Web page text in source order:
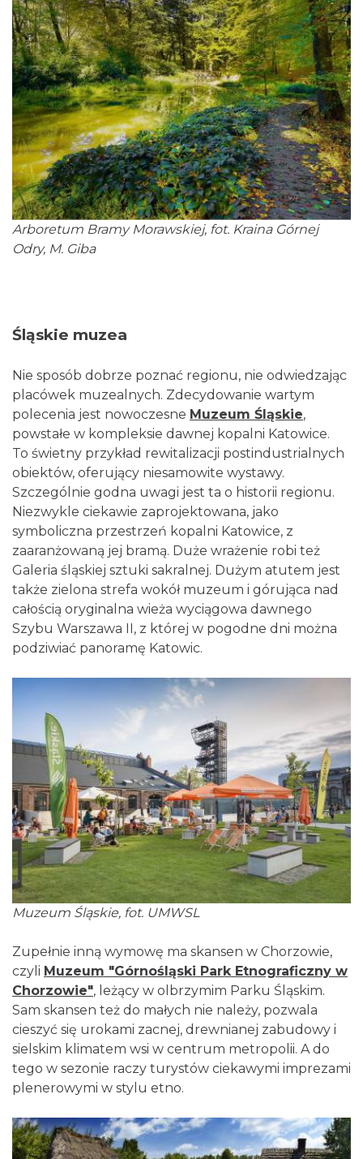
Arboretum Bramy Morawskiej, fot. Kraina Górnej
Odry, M. Giba
Śląskie muzea
Nie sposób dobrze poznać regionu, nie odwiedzając
placówek muzealnych. Zdecydowanie wartym
polecenia jest nowoczesne Muzeum Śląskie,
powstałe w kompleksie dawnej kopalni Katowice.
To świetny przykład rewitalizacji postindustrialnych
obiektów, oferujący niesamowite wystawy.
Szczególnie godna uwagi jest ta o historii regionu.
Niezwykle ciekawie zaprojektowana, jako
symboliczna przestrzeń kopalni Katowice, z
zaaranżowaną jej bramą. Duże wrażenie robi też
Galeria śląskiej sztuki sakralnej. Dużym atutem jest
także zielona strefa wokół muzeum i górująca nad
całością oryginalna wieża wyciągowa dawnego
Szybu Warszawa II, z której w pogodne dni można
podziwiać panoramę Katowic.
Muzeum Śląskie, fot. UMWSL
Zupełnie inną wymowę ma skansen w Chorzowie,
czyli Muzeum "Górnośląski Park Etnograficzny w
Chorzowie", leżący w olbrzymim Parku Śląskim.
Sam skansen też do małych nie należy, pozwala
cieszyć się urokami zacnej, drewnianej zabudowy i
sielskim klimatem wsi w centrum metropolii. A do
tego w sezonie raczy turystów ciekawymi imprezami
plenerowymi w stylu etno.